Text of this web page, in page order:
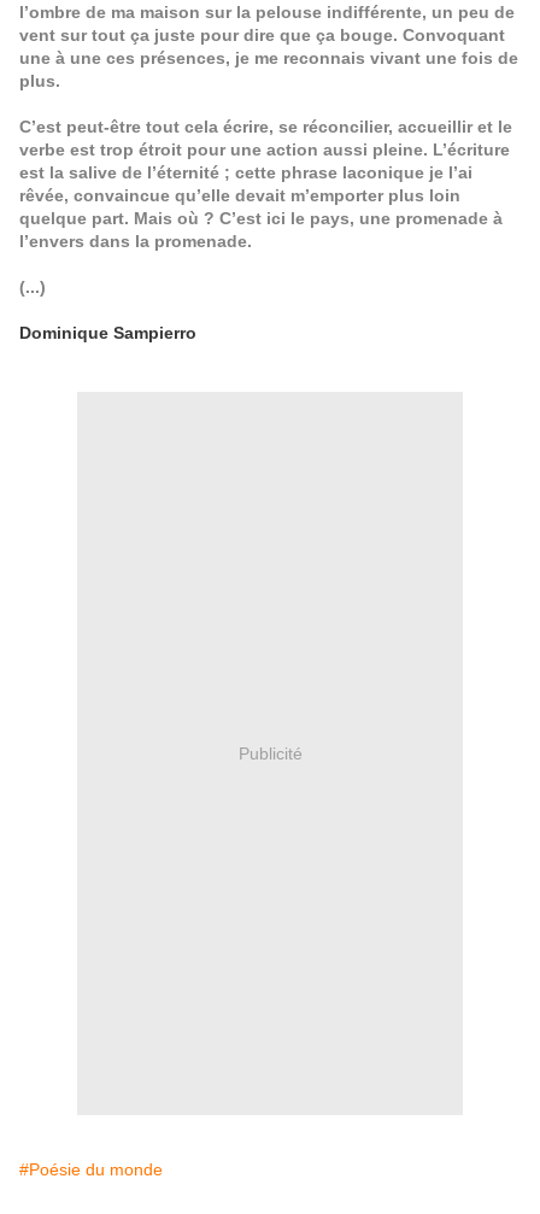
l’ombre de ma maison sur la pelouse indifférente, un peu de
vent sur tout ça juste pour dire que ça bouge. Convoquant
une à une ces présences, je me reconnais vivant une fois de
plus.
C’est peut-être tout cela écrire, se réconcilier, accueillir et le
verbe est trop étroit pour une action aussi pleine. L’écriture
est la salive de l’éternité ; cette phrase laconique je l’ai
rêvée, convaincue qu’elle devait m’emporter plus loin
quelque part. Mais où ? C’est ici le pays, une promenade à
l’envers dans la promenade.
(...)
Dominique Sampierro
Publicité
#Poésie du monde